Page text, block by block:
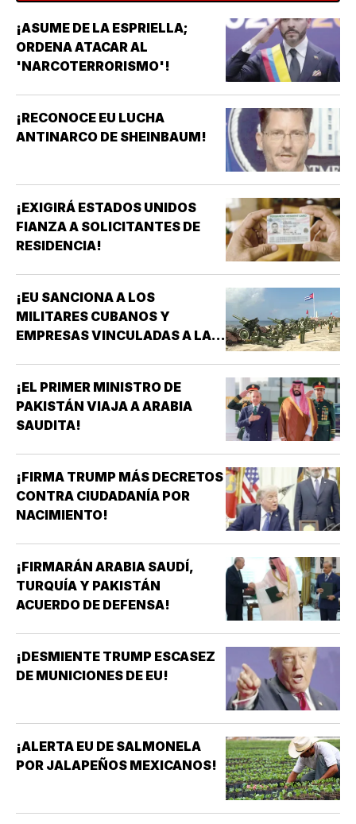
¡ASUME DE LA ESPRIELLA;
ORDENA ATACAR AL
'NARCOTERRORISMO'!
¡RECONOCE EU LUCHA
ANTINARCO DE SHEINBAUM!
¡EXIGIRÁ ESTADOS UNIDOS
FIANZA A SOLICITANTES DE
RESIDENCIA!
¡EU SANCIONA A LOS
MILITARES CUBANOS Y
EMPRESAS VINCULADAS A LA
¡EL PRIMER MINISTRO DE
PAKISTÁN VIAJA A ARABIA
SAUDITA!
¡FIRMA TRUMP MÁS DECRETOS
CONTRA CIUDADANÍA POR
NACIMIENTO!
¡FIRMARÁN ARABIA SAUDÍ,
TURQUÍA Y PAKISTÁN
ACUERDO DE DEFENSA!
¡DESMIENTE TRUMP ESCASEZ
DE MUNICIONES DE EU!
¡ALERTA EU DE SALMONELA
POR JALAPEÑOS MEXICANOS!